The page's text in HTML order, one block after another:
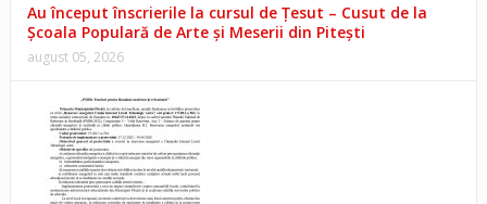
Au început înscrierile la cursul de Țesut – Cusut de la
Școala Populară de Arte și Meserii din Pitești
august 05, 2026